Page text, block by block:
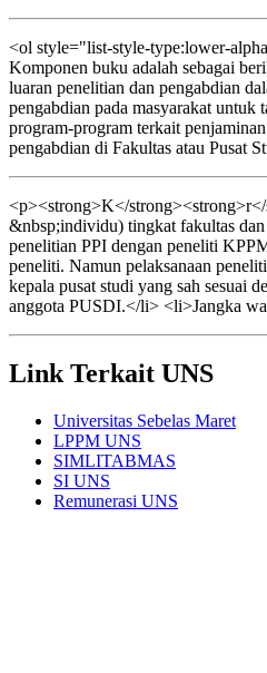
<ol style="list-style-type:lower-
Komponen buku adalah sebagai
luaran penelitian dan pengabdian
pengabdian pada masyarakat
program-program terkait
pengabdian di Fakultas atau Pusat
<p><strong>K</
&nbsp;individu) tingkat fakultas
penelitian PPI dengan peneliti
peneliti. Namun pelaksanaan
kepala pusat studi yang sah sesuai
anggota PUSDI.</li> <li>Jangka
Link Terkait UNS
Universitas Sebelas Maret
LPPM UNS
SIMLITABMAS
SI UNS
Remunerasi UNS